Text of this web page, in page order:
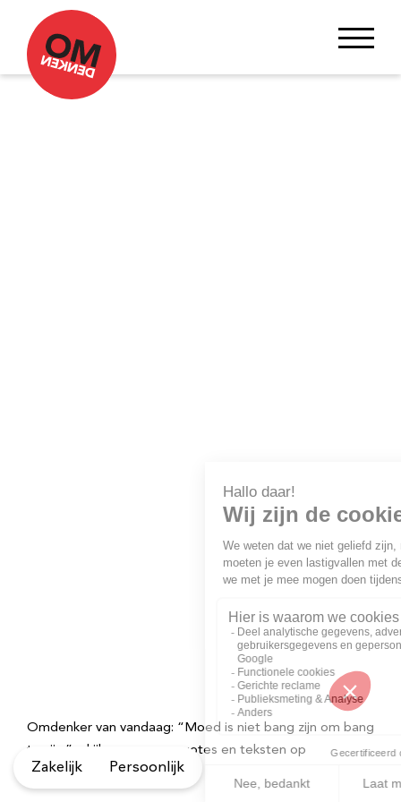
Omdenker van vandaag: “Moed is niet bang zijn om bang
te zijn.” – kijk voor meer quotes en teksten op
Omdenken.nl
Zakelijk Persoonlijk